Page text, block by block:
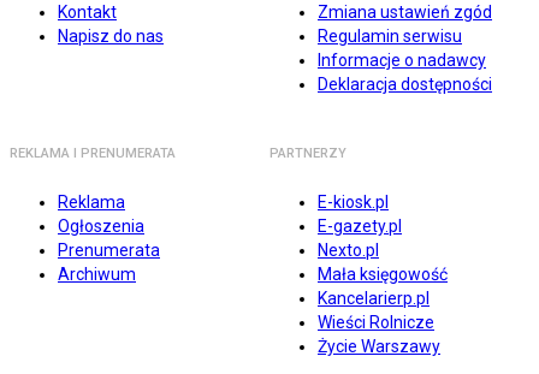
Kontakt
Napisz do nas
Zmiana ustawień zgód
Regulamin serwisu
Informacje o nadawcy
Deklaracja dostępności
REKLAMA I PRENUMERATA
Reklama
Ogłoszenia
Prenumerata
Archiwum
PARTNERZY
E-kiosk.pl
E-gazety.pl
Nexto.pl
Mała księgowość
Kancelarierp.pl
Wieści Rolnicze
Życie Warszawy